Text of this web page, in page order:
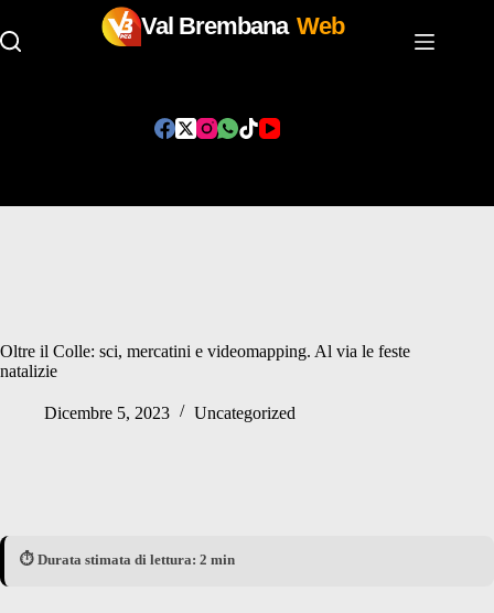
Val Brembana Web
Oltre il Colle: sci, mercatini e videomapping. Al via le feste
natalizie
Dicembre 5, 2023 Uncategorized
⏱️ Durata stimata di lettura: 2 min